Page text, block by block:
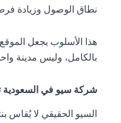
نطاق الوصول وزيادة
هذا الأسلوب يجعل
بالكامل، وليس مدينة
شركة سيو في السعودية
السيو الحقيقي لا يُقاس